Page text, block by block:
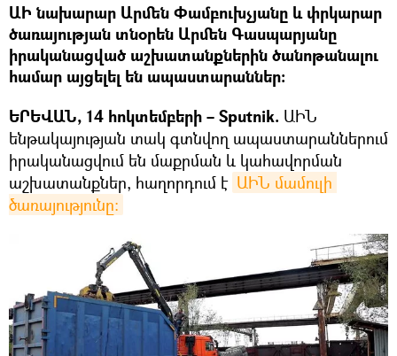
ԱԻ նախարար Արմեն Փամբուխչյանը և փրկարար
ծառայության տնօրեն Արմեն Գասպարյանը
իրականացված աշխատանքներին ծանոթանալու
համար այցելել են ապաստարաններ։
ԵՐԵՎԱՆ, 14 հոկտեմբերի – Sputnik. ԱԻՆ
ենթակայության տակ գտնվող ապաստարաններում
իրականացվում են մաքրման և կահավորման
աշխատանքներ, հաղորդում է ԱԻՆ մամուլի
ծառայությունը։